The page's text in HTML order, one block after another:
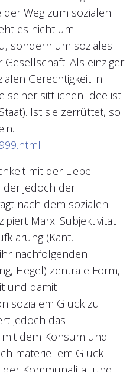
der Weg zum sozialen
es nicht um
sondern um soziales
Gesellschaft. Als einziger
Gerechtigkeit in
seiner sittlichen Idee ist
Ist sie zerrüttet, so
mit der Liebe
der jedoch der
nach dem sozialen
Marx. Subjektivität
(Kant,
nachfolgenden
Hegel) zentrale Form,
und damit
sozialem Glück zu
jedoch das
dem Konsum und
materiellem Glück